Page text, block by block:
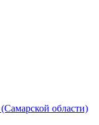
области)